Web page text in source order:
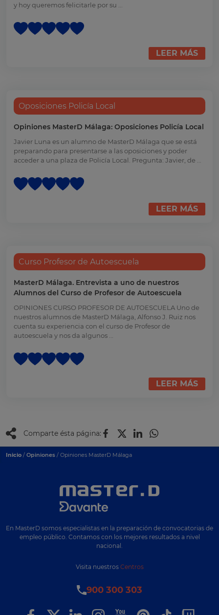
y hoy queremos felicitarle por su ...
LEER MÁS
Oposiciones Policía Local
Opiniones MasterD Málaga: Oposiciones Policía Local
Javier Luna es un alumno de MasterD Málaga que se está
preparando para presentarse a las oposiciones y poder
acceder a una plaza de Policía Local. Pregunta: Javier, de ...
LEER MÁS
Curso Profesor de Autoescuela
MasterD Málaga. Entrevista a uno de nuestros
Alumnos del Curso de Profesor de Autoescuela
OPINIONES CURSO PROFESOR DE AUTOESCUELA Uno de
nuestros alumnos de MasterD Málaga, Alfonso J. Ruiz nos
cuenta su experiencia con el curso de Profesor de
autoescuela y nos da algunos ...
LEER MÁS
Comparte ésta página:
Inicio / Opiniones / Opiniones MasterD Málaga
En MasterD somos especialistas en la preparación de convocatorias de
empleo público. Contamos con los mejores resultados a nivel
nacional.
Visita nuestros Centros
900 300 303